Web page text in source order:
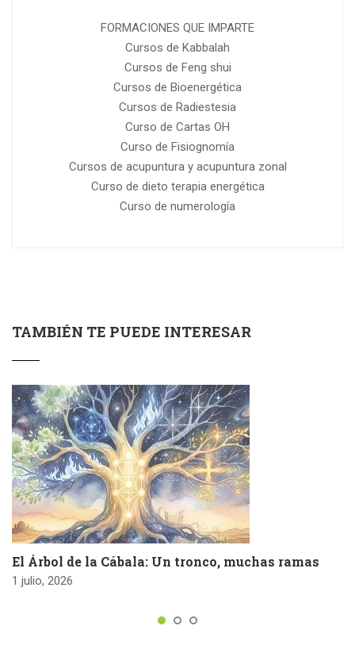
FORMACIONES QUE IMPARTE
Cursos de Kabbalah
Cursos de Feng shui
Cursos de Bioenergética
Cursos de Radiestesia
Curso de Cartas OH
Curso de Fisiognomía
Cursos de acupuntura y acupuntura zonal
Curso de dieto terapia energética
Curso de numerología
TAMBIÉN TE PUEDE INTERESAR
El Árbol de la Cábala: Un tronco, muchas ramas
1 julio, 2026